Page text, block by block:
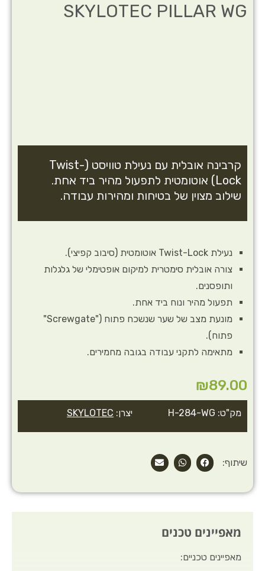
SKYLOTEC PILLAR WG
קרבינה אובלית עם נעילת טוויסט (Twist-
Lock) אוטומטית לתפעול מהיר ביד אחת.
שילוב מצוין של בטיחות ומהירות עבודה.
מק"ט: H-284-WG יצרן: SKYLOTEC
נעילת Twist-Lock אוטומטית (סיבוב קפיצי).
צורה אובלית סימטרית למיקום אופטימלי של גלגלות
ותופסנים.
תפעול מהיר ונוח ביד אחת.
מונעת מצב של שער שנשכח פתוח ("Screwgate"
פתוח).
מתאימה לתקני עבודה בגובה מחמירים.
₪89.00
שיתוף:
מאפיינים טכנים
מאפיינים טכניים: